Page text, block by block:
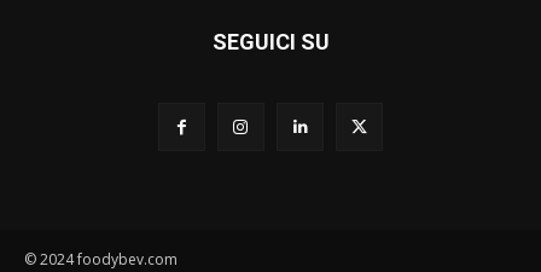
SEGUICI SU
© 2024 foodybev.com